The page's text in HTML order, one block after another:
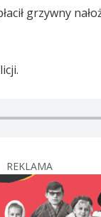
grzywny
REKLAMA